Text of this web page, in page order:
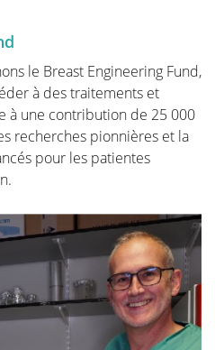
le Breast Engineering Fund,
à des traitements et
à une contribution de 25 000
recherches pionnières et la
pour les patientes